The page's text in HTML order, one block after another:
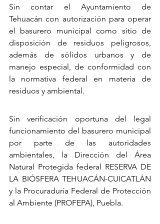
Sin contar el Ayuntamiento de
Tehuacán con autorización para operar
el basurero municipal como sitio de
disposición de residuos peligrosos,
además de sólidos urbanos y de
manejo especial, de conformidad con
la normativa federal en materia de
residuos y ambiental.
Sin verificación oportuna del legal
funcionamiento del basurero municipal
por parte de las autoridades
ambientales, la Dirección del Área
Natural Protegida federal RESERVA DE
LA BIÓSFERA TEHUACÁN-CUICATLÁN
y la Procuraduría Federal de Protección
al Ambiente (PROFEPA), Puebla.